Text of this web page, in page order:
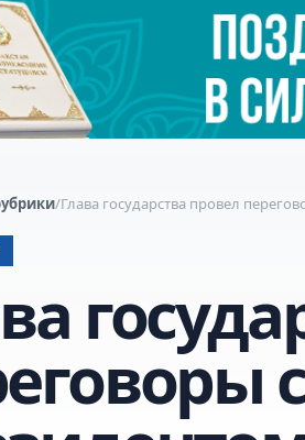
/Глава государства провел
с